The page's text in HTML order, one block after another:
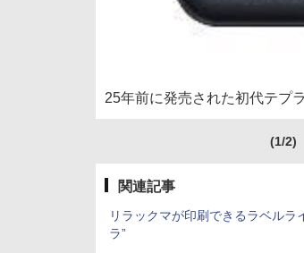
25年前に発売された初代テプ
(1/2)
関連記事
リラックマが印刷できるラベルラ
ラ”